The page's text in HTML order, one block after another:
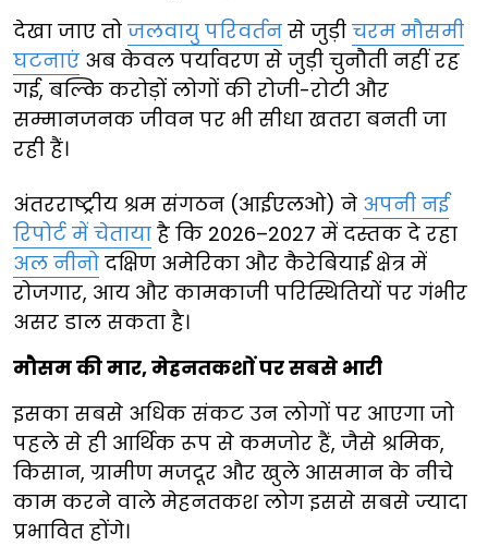
देखा जाए तो जलवायु परिवर्तन से जुड़ी चरम मौसमी
घटनाएं अब केवल पर्यावरण से जुड़ी चुनौती नहीं रह
गई, बल्कि करोड़ों लोगों की रोजी-रोटी और
सम्मानजनक जीवन पर भी सीधा खतरा बनती जा
रही हैं।
अंतरराष्ट्रीय श्रम संगठन (आईएलओ) ने अपनी नई
रिपोर्ट में चेताया है कि 2026–2027 में दस्तक दे रहा
अल नीनो दक्षिण अमेरिका और कैरेबियाई क्षेत्र में
रोजगार, आय और कामकाजी परिस्थितियों पर गंभीर
असर डाल सकता है।
मौसम की मार, मेहनतकशों पर सबसे भारी
इसका सबसे अधिक संकट उन लोगों पर आएगा जो
पहले से ही आर्थिक रूप से कमजोर हैं, जैसे श्रमिक,
किसान, ग्रामीण मजदूर और खुले आसमान के नीचे
काम करने वाले मेहनतकश लोग इससे सबसे ज्यादा
प्रभावित होंगे।